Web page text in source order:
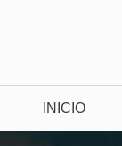
INICIO